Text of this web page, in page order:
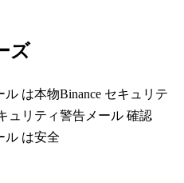
ズ
ル は本物Binance セキュリテ
ュリティ警告メール 確認
ル は安全